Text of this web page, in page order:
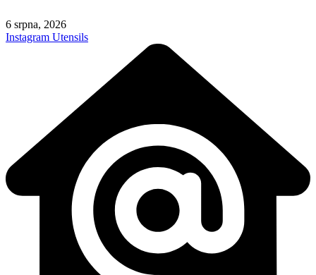
to
content
6 srpna, 2026
Instagram Utensils